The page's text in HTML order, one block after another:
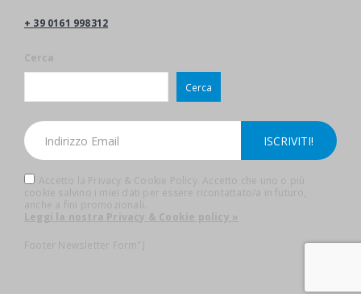
+ 39 0161 998312
Cerca
Cerca
Accetto la Privacy & Cookie Policy. Accetto che uno o più
cookie salvino i miei dati per essere ricontattato/a in futuro,
anche a fini promozionali.
Leggi la nostra Privacy & Cookie policy »
Footer Newsletter Form"]